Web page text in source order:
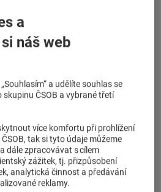
stabilní zázemí, kde si lidé
posouvají věci kupředu.
skupiny ČSOB, která
top zaměstnavatele na trhu.
jistotu i široké možnosti
nás i napříč celou Skupinou
všem – ať už jste
absolvent nebo rodič
s rodinou. Vážíme si
a vzájemně se
a
náš web
a udělíte souhlas se
ČSOB a vybrané třetí
více komfortu při prohlížení
tak si tyto údaje můžeme
dále zpracovávat s cílem
zážitek, tj. přizpůsobení
analytická činnost a předávání
reklamy.